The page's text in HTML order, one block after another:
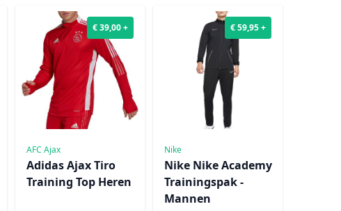
€ 39,00 +
AFC Ajax
Adidas Ajax Tiro
Training Top Heren
€ 59,95 +
Nike
Nike Nike Academy
Trainingspak -
Mannen